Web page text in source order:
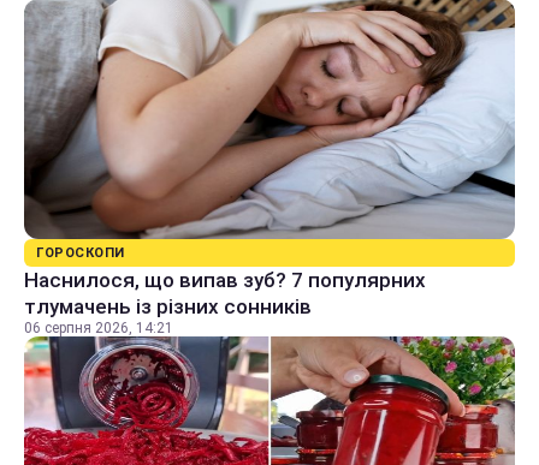
ГОРОСКОПИ
Наснилося, що випав зуб? 7 популярних
тлумачень із різних сонників
06 серпня 2026, 14:21